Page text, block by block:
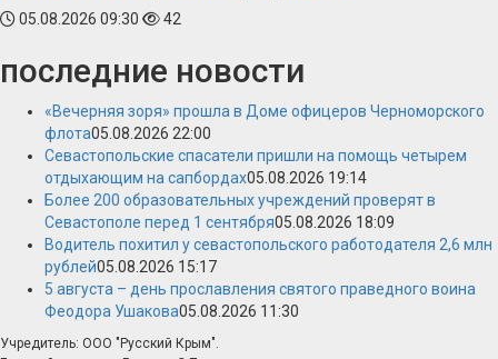
05.08.2026 09:30 42
последние новости
«Вечерняя зоря» прошла в Доме офицеров Черноморского
флота05.08.2026 22:00
Севастопольские спасатели пришли на помощь четырем
отдыхающим на сапбордах05.08.2026 19:14
Более 200 образовательных учреждений проверят в
Севастополе перед 1 сентября05.08.2026 18:09
Водитель похитил у севастопольского работодателя 2,6 млн
рублей05.08.2026 15:17
5 августа – день прославления святого праведного воина
Феодора Ушакова05.08.2026 11:30
Учредитель: ООО "Русский Крым".